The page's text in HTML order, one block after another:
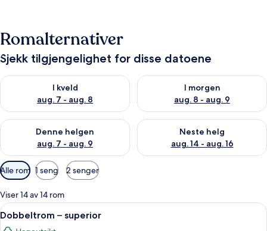
Romalternativer
Sjekk tilgjengelighet for disse datoene
I kveld
aug. 7 - aug. 8
Sjekk tilgjengelighet for i kveld, aug. 7 - aug. 8
I morgen
aug. 8 - aug. 9
Sjekk tilgjengelighet for i
Denne helgen
aug. 7 - aug. 9
Sjekk tilgjengelighet for denne helgen, aug. 7 - aug. 9
Neste helg
aug. 14 - aug. 16
Sjekk tilgjengelighet for neste
Tilgjengelige
filtre
for
rom
Alle rom 1 seng 2 senger
Viser 14 av 14 rom
Åpne
alle
Minibar, safe på rommet, skrivebord
2
Dobbeltrom – superior